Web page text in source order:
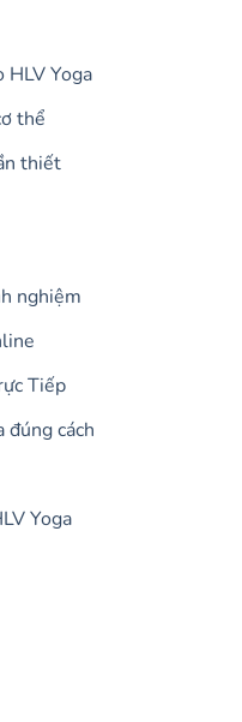
HLV Yoga
thể
thiết
nghiệm
Tiếp
đúng cách
Yoga